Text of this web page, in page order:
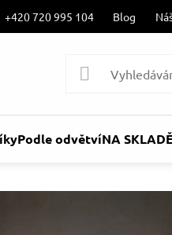
+420 720 995 104 Blog
Podle odvětvíNA